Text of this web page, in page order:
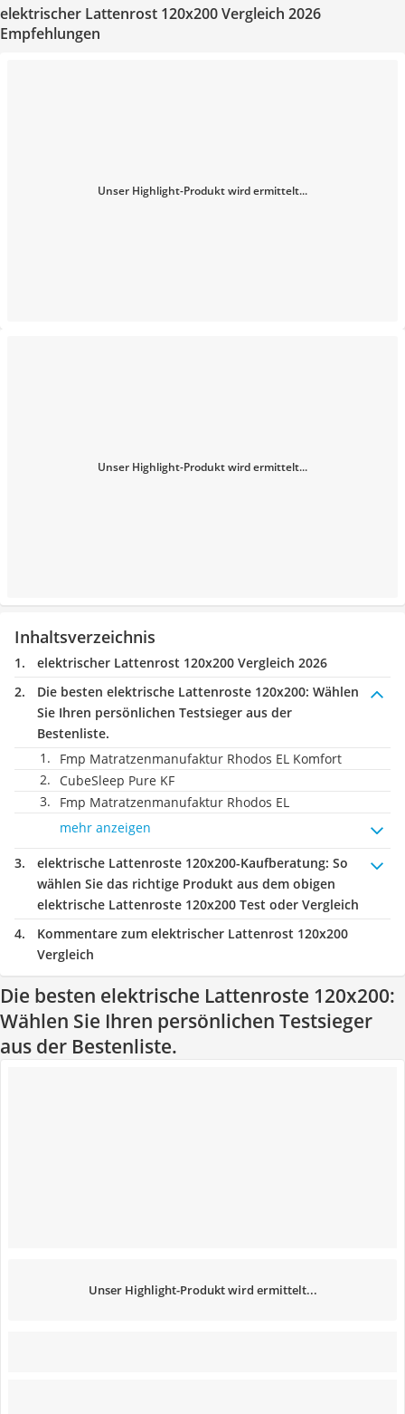
elektrischer Lattenrost 120x200 Vergleich 2026
Empfehlungen
Unser Highlight-Produkt wird ermittelt...
Unser Highlight-Produkt wird ermittelt...
Inhaltsverzeichnis
elektrischer Lattenrost 120x200 Vergleich 2026
Die besten elektrische Lattenroste 120x200: Wählen
Sie Ihren persönlichen Testsieger aus der
Bestenliste.
Fmp Matratzenmanufaktur Rhodos EL Komfort
CubeSleep Pure KF
Fmp Matratzenmanufaktur Rhodos EL
mehr anzeigen
elektrische Lattenroste 120x200-Kaufberatung: So
wählen Sie das richtige Produkt aus dem obigen
elektrische Lattenroste 120x200 Test oder Vergleich
Kommentare zum elektrischer Lattenrost 120x200
Vergleich
Die besten elektrische Lattenroste 120x200:
Wählen Sie Ihren persönlichen Testsieger
aus der Bestenliste.
Unser Highlight-Produkt wird ermittelt...